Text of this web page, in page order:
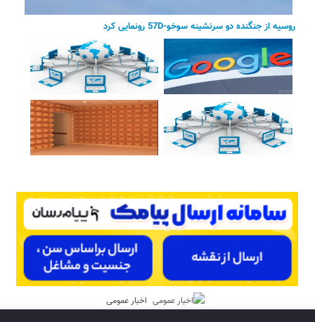
روسیه از جنگنده دو سرنشینه سوخو-57D رونمایی کرد
اخبار عمومی